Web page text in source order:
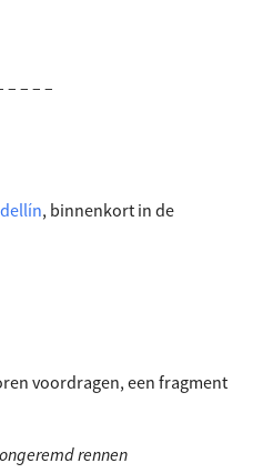
– – – –
, binnenkort in de
voordragen, een fragment
rennen